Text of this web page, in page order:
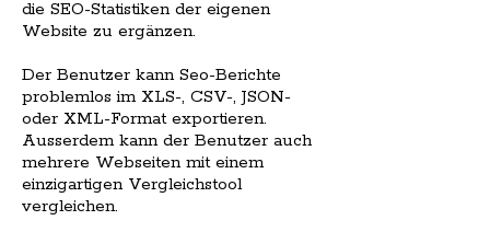
die SEO-Statistiken der eigenen
Website zu ergänzen.
Der Benutzer kann Seo-Berichte
problemlos im XLS-, CSV-, JSON-
oder XML-Format exportieren.
Ausserdem kann der Benutzer auch
mehrere Webseiten mit einem
einzigartigen Vergleichstool
vergleichen.